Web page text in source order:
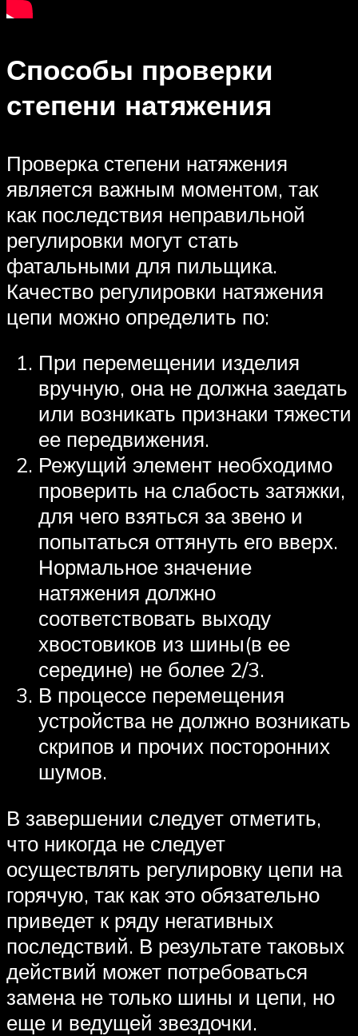
Способы проверки
степени натяжения
Проверка степени натяжения
является важным моментом, так
как последствия неправильной
регулировки могут стать
фатальными для пильщика.
Качество регулировки натяжения
цепи можно определить по:
При перемещении изделия
вручную, она не должна заедать
или возникать признаки тяжести
ее передвижения.
Режущий элемент необходимо
проверить на слабость затяжки,
для чего взяться за звено и
попытаться оттянуть его вверх.
Нормальное значение
натяжения должно
соответствовать выходу
хвостовиков из шины(в ее
середине) не более 2/3.
В процессе перемещения
устройства не должно возникать
скрипов и прочих посторонних
шумов.
В завершении следует отметить,
что никогда не следует
осуществлять регулировку цепи на
горячую, так как это обязательно
приведет к ряду негативных
последствий. В результате таковых
действий может потребоваться
замена не только шины и цепи, но
еще и ведущей звездочки.